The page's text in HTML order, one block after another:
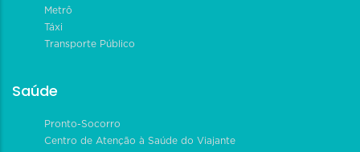
Metrô
Táxi
Transporte Público
Saúde
Pronto-Socorro
Centro de Atenção à Saúde do Viajante